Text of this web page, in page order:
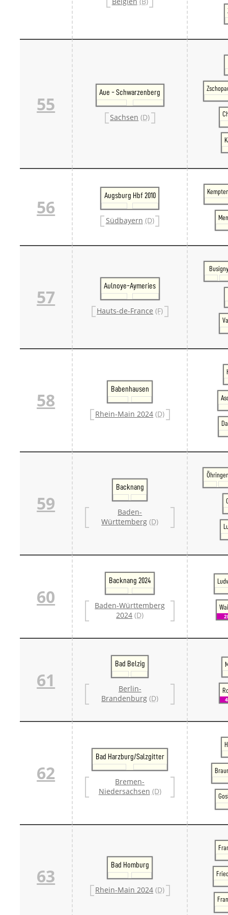
55
Aue - Schwarzenberg
Sachsen (D)
56
Augsburg Hbf 2010
Südbayern (D)
57
Aulnoye-Aymeries
Hauts-de-France (F)
Busigny
58
Babenhausen
Rhein-Main 2024 (D)
59
Backnang
Baden-
Württemberg (D)
60
Backnang 2024
Baden-Württemberg
2024 (D)
61
Bad Belzig
Berlin-
Brandenburg (D)
62
Bad Harzburg/Salzgitter
Bremen-
Niedersachsen (D)
63
Bad Homburg
Rhein-Main 2024 (D)